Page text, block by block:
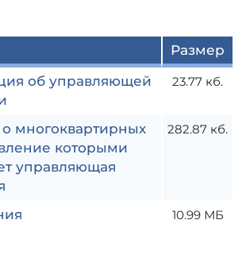
Размер
об управляющей
23.77 кб.
многоквартирных
которыми
управляющая
282.87 кб.
10.99 МБ